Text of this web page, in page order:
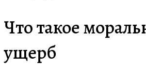
Что такое
ущерб